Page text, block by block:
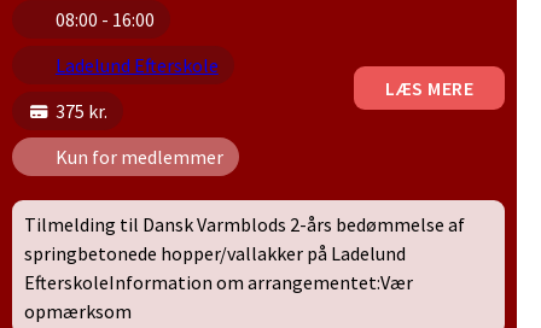
08:00 - 16:00
Ladelund Efterskole
375 kr.
Kun for medlemmer
LÆS MERE
Tilmelding til Dansk Varmblods 2-års bedømmelse af
springbetonede hopper/vallakker på Ladelund
EfterskoleInformation om arrangementet:Vær
opmærksom